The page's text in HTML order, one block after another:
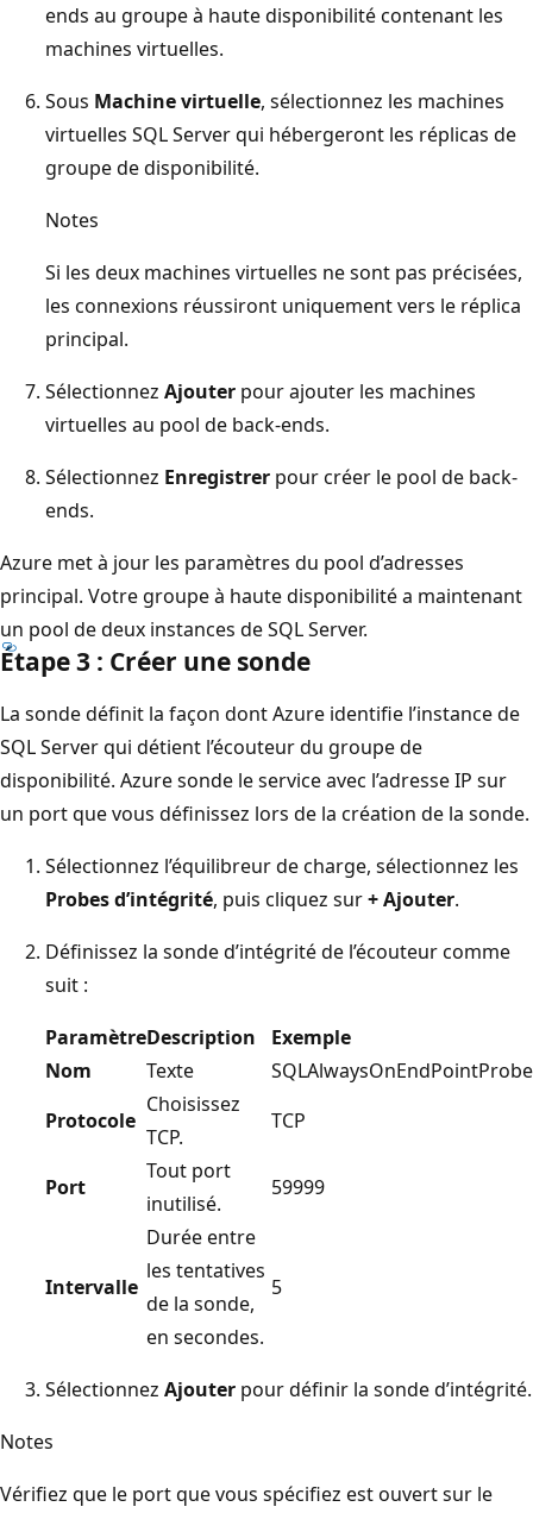
ends au groupe à haute disponibilité contenant les
machines virtuelles.
Sous Machine virtuelle, sélectionnez les machines
virtuelles SQL Server qui hébergeront les réplicas de
groupe de disponibilité.
Notes
Si les deux machines virtuelles ne sont pas précisées,
les connexions réussiront uniquement vers le réplica
principal.
Sélectionnez Ajouter pour ajouter les machines
virtuelles au pool de back-ends.
Sélectionnez Enregistrer pour créer le pool de back-
ends.
Azure met à jour les paramètres du pool d’adresses
principal. Votre groupe à haute disponibilité a maintenant
un pool de deux instances de SQL Server.
Étape 3 : Créer une sonde
La sonde définit la façon dont Azure identifie l’instance de
SQL Server qui détient l’écouteur du groupe de
disponibilité. Azure sonde le service avec l’adresse IP sur
un port que vous définissez lors de la création de la sonde.
Sélectionnez l’équilibreur de charge, sélectionnez les
Probes d’intégrité, puis cliquez sur+ Ajouter.
Définissez la sonde d’intégrité de l’écouteur comme
suit :
ParamètreDescription
Exemple
Nom
Texte
SQLAlwaysOnEndPointProbe
Protocole
Choisissez
TCP.
TCP
Port
Tout port
inutilisé.
59999
Intervalle
Durée entre
les tentatives
de la sonde,
en secondes.
5
Sélectionnez Ajouter pour définir la sonde d’intégrité.
Notes
Vérifiez que le port que vous spécifiez est ouvert sur le